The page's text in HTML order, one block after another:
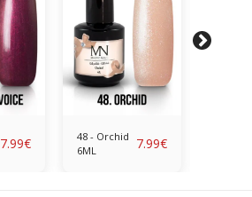
7.99€
48 - Orchid
6ML
7.99€